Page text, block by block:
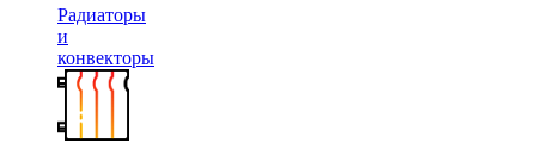
Радиаторы
и
конвекторы